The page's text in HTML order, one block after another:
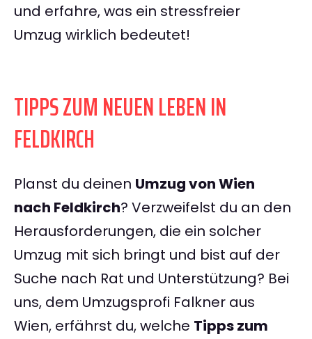
und erfahre, was ein stressfreier
Umzug wirklich bedeutet!
TIPPS ZUM NEUEN LEBEN IN
FELDKIRCH
Planst du deinen Umzug von Wien
nach Feldkirch? Verzweifelst du an den
Herausforderungen, die ein solcher
Umzug mit sich bringt und bist auf der
Suche nach Rat und Unterstützung? Bei
uns, dem Umzugsprofi Falkner aus
Wien, erfährst du, welche Tipps zum